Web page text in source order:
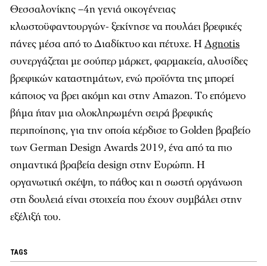
Θεσσαλονίκης –4η γενιά οικογένειας
κλωστοϋφαντουργών- ξεκίνησε να πουλάει βρεφικές
πάνες μέσα από το Διαδίκτυο και πέτυχε. HΑgnotis
συνεργάζεται με σούπερ μάρκετ, φαρμακεία, αλυσίδες
βρεφικών καταστημάτων, ενώ προϊόντα της μπορεί
κάποιος να βρει ακόμη και στην Amazon. Tο επόμενο
βήμα ήταν μια ολοκληρωμένη σειρά βρεφικής
περιποίησης, για την οποία κέρδισε το Golden βραβείο
των German Design Awards 2019, ένα από τα πιο
σημαντικά βραβεία design στην Ευρώπη. Η
οργανωτική σκέψη, το πάθος και η σωστή οργάνωση
στη δουλειά είναι στοιχεία που έχουν συμβάλει στην
εξέλιξή του.
TAGS